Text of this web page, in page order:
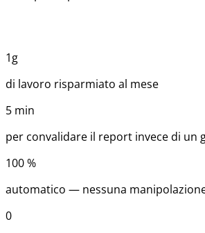
1g
di lavoro risparmiato al mese
5 min
per convalidare il report invece di un
100%
automatico — nessuna
0